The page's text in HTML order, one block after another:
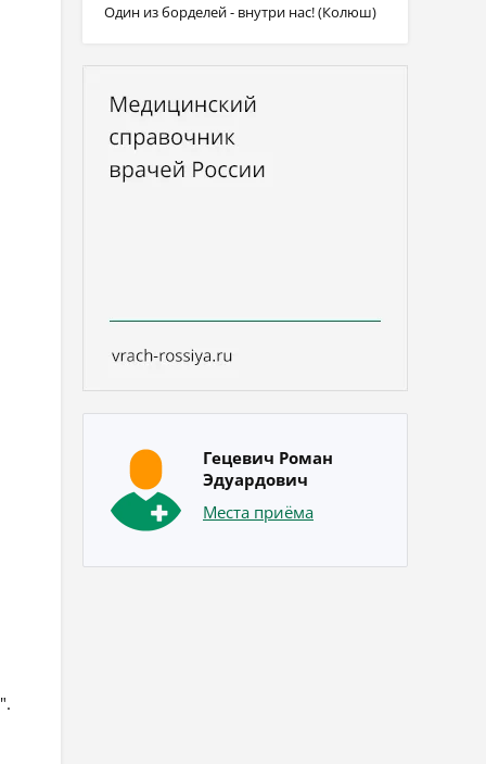
Один из борделей - внутри нас! (Колюш)
Гецевич Роман
Эдуардович
Места приёма